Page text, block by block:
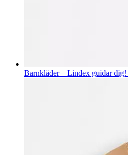
Barnkläder – Lindex guidar dig!